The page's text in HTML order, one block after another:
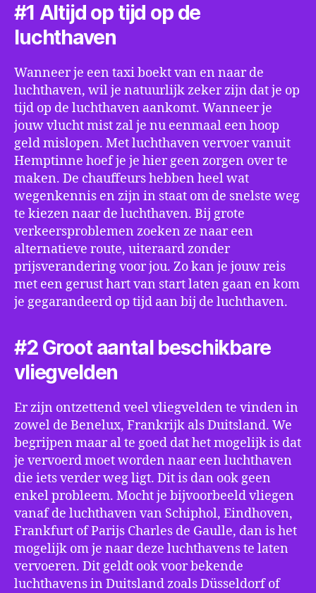
#1 Altijd op tijd op de
luchthaven
Wanneer je een taxi boekt van en naar de
luchthaven, wil je natuurlijk zeker zijn dat je op
tijd op de luchthaven aankomt. Wanneer je
jouw vlucht mist zal je nu eenmaal een hoop
geld mislopen. Met luchthaven vervoer vanuit
Hemptinne hoef je je hier geen zorgen over te
maken. De chauffeurs hebben heel wat
wegenkennis en zijn in staat om de snelste weg
te kiezen naar de luchthaven. Bij grote
verkeersproblemen zoeken ze naar een
alternatieve route, uiteraard zonder
prijsverandering voor jou. Zo kan je jouw reis
met een gerust hart van start laten gaan en kom
je gegarandeerd op tijd aan bij de luchthaven.
#2 Groot aantal beschikbare
vliegvelden
Er zijn ontzettend veel vliegvelden te vinden in
zowel de Benelux, Frankrijk als Duitsland. We
begrijpen maar al te goed dat het mogelijk is dat
je vervoerd moet worden naar een luchthaven
die iets verder weg ligt. Dit is dan ook geen
enkel probleem. Mocht je bijvoorbeeld vliegen
vanaf de luchthaven van Schiphol, Eindhoven,
Frankfurt of Parijs Charles de Gaulle, dan is het
mogelijk om je naar deze luchthavens te laten
vervoeren. Dit geldt ook voor bekende
luchthavens in Duitsland zoals Düsseldorf of